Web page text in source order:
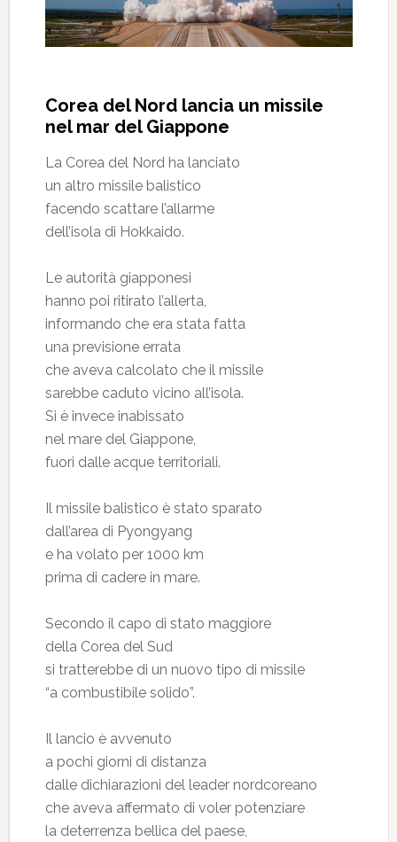
Corea del Nord lancia un missile
nel mar del Giappone
La Corea del Nord ha lanciato
un altro missile balistico
facendo scattare l’allarme
dell’isola di Hokkaido.
Le autorità giapponesi
hanno poi ritirato l’allerta,
informando che era stata fatta
una previsione errata
che aveva calcolato che il missile
sarebbe caduto vicino all’isola.
Si è invece inabissato
nel mare del Giappone,
fuori dalle acque territoriali.
Il missile balistico è stato sparato
dall’area di Pyongyang
e ha volato per 1000 km
prima di cadere in mare.
Secondo il capo di stato maggiore
della Corea del Sud
si tratterebbe di un nuovo tipo di missile
“a combustibile solido”.
Il lancio è avvenuto
a pochi giorni di distanza
dalle dichiarazioni del leader nordcoreano
che aveva affermato di voler potenziare
la deterrenza bellica del paese,